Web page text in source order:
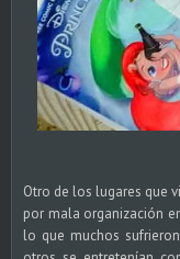
Otro de los lugares que
por mala organización
lo que muchos